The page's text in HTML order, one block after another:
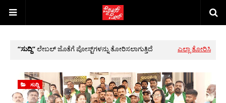
ಸುದ್ದಿ ಲೇಬಲ್ ಜೊತೆಗೆ ಪೋಸ್ಟ್‌ಗಳನ್ನು ತೋರಿಸಲಾಗುತ್ತಿದೆ ಎಲ್ಲಾ ತೋರಿಸಿ
ಸುದ್ದಿ